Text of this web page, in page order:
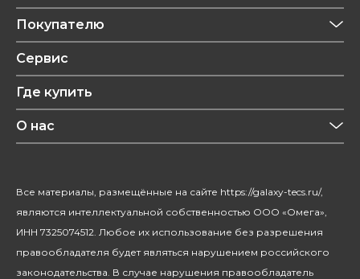
Приготовление напитков
Техника для кухни
Уход за волосами
Красота и здоровье
Уход за домом
Посуда
Покупателю
Обзоры
Рецепты
Сервис
Где купить
О нас
Благотворительность
Все материалы, размещённые на сайте https://galaxy-tecs.ru/,
являются интеллектуальной собственностью ООО «Омега»,
ИНН 7325074512. Любое их использование без разрешения
правообладателя будет являться нарушением российского
законодательства. В случае нарушения правообладатель